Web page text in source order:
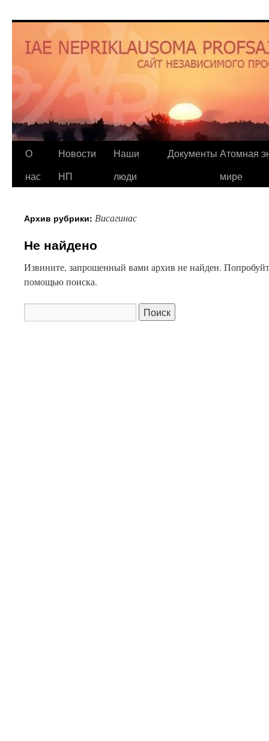
О
нас
Новости
НП
Наши
люди
Документы Атомная
мире
Архив рубрики: Висагинас
Не найдено
Извините, запрошенный вами архив не найден.
помощью поиска.